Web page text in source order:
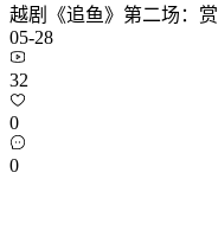
越剧《追鱼》第二场：
05-28
32
0
0